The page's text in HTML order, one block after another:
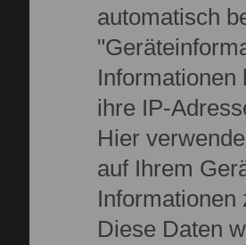
automatisch
Informationen
ihre IP-
Hier
auf Ihrem
Informationen
Diese Daten